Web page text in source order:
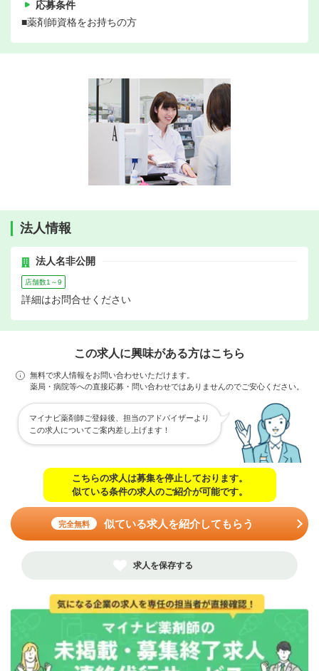
応募条件
■薬剤師資格をお持ちの方
法人情報
法人名非公開
店舗数1～9
詳細はお問合せください
この求人に興味がある方はこちら
無料で求人情報をお問い合わせいただけます。
薬局・病院等への直接応募・問い合わせではありませんのでご安心ください。
マイナビ薬剤師ご登録後、担当のアドバイザーより
この求人についてご案内差し上げます！
こちらの求人は募集を停止しております。
似ている条件の求人のご紹介が可能です。
完全無料 似ている求人を紹介してもらう
求人を保存する